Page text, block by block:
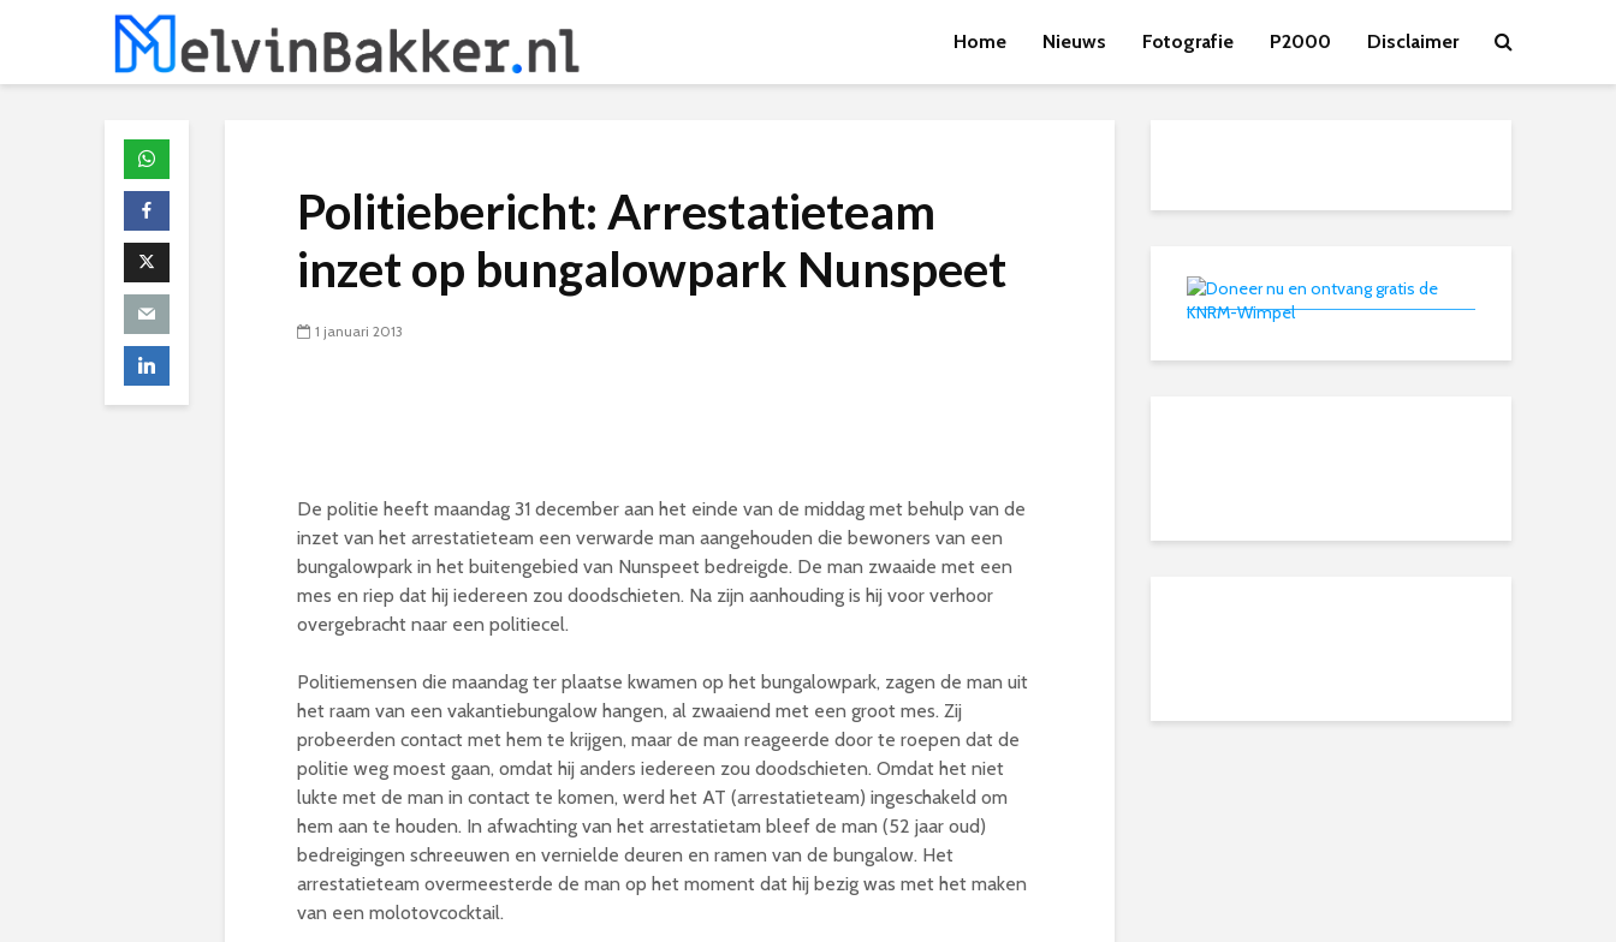
Home Nieuws Fotografie P2000 Disclaimer
Politiebericht: Arrestatieteam
inzet op bungalowpark Nunspeet
1 januari 2013
De politie heeft maandag 31 december aan het einde van de middag met behulp van de
inzet van het arrestatieteam een verwarde man aangehouden die bewoners van een
bungalowpark in het buitengebied van Nunspeet bedreigde. De man zwaaide met een
mes en riep dat hij iedereen zou doodschieten. Na zijn aanhouding is hij voor verhoor
overgebracht naar een politiecel.
Politiemensen die maandag ter plaatse kwamen op het bungalowpark, zagen de man uit
het raam van een vakantiebungalow hangen, al zwaaiend met een groot mes. Zij
probeerden contact met hem te krijgen, maar de man reageerde door te roepen dat de
politie weg moest gaan, omdat hij anders iedereen zou doodschieten. Omdat het niet
lukte met de man in contact te komen, werd het AT (arrestatieteam) ingeschakeld om
hem aan te houden. In afwachting van het arrestatietam bleef de man (52 jaar oud)
bedreigingen schreeuwen en vernielde deuren en ramen van de bungalow. Het
arrestatieteam overmeesterde de man op het moment dat hij bezig was met het maken
van een molotovcocktail.